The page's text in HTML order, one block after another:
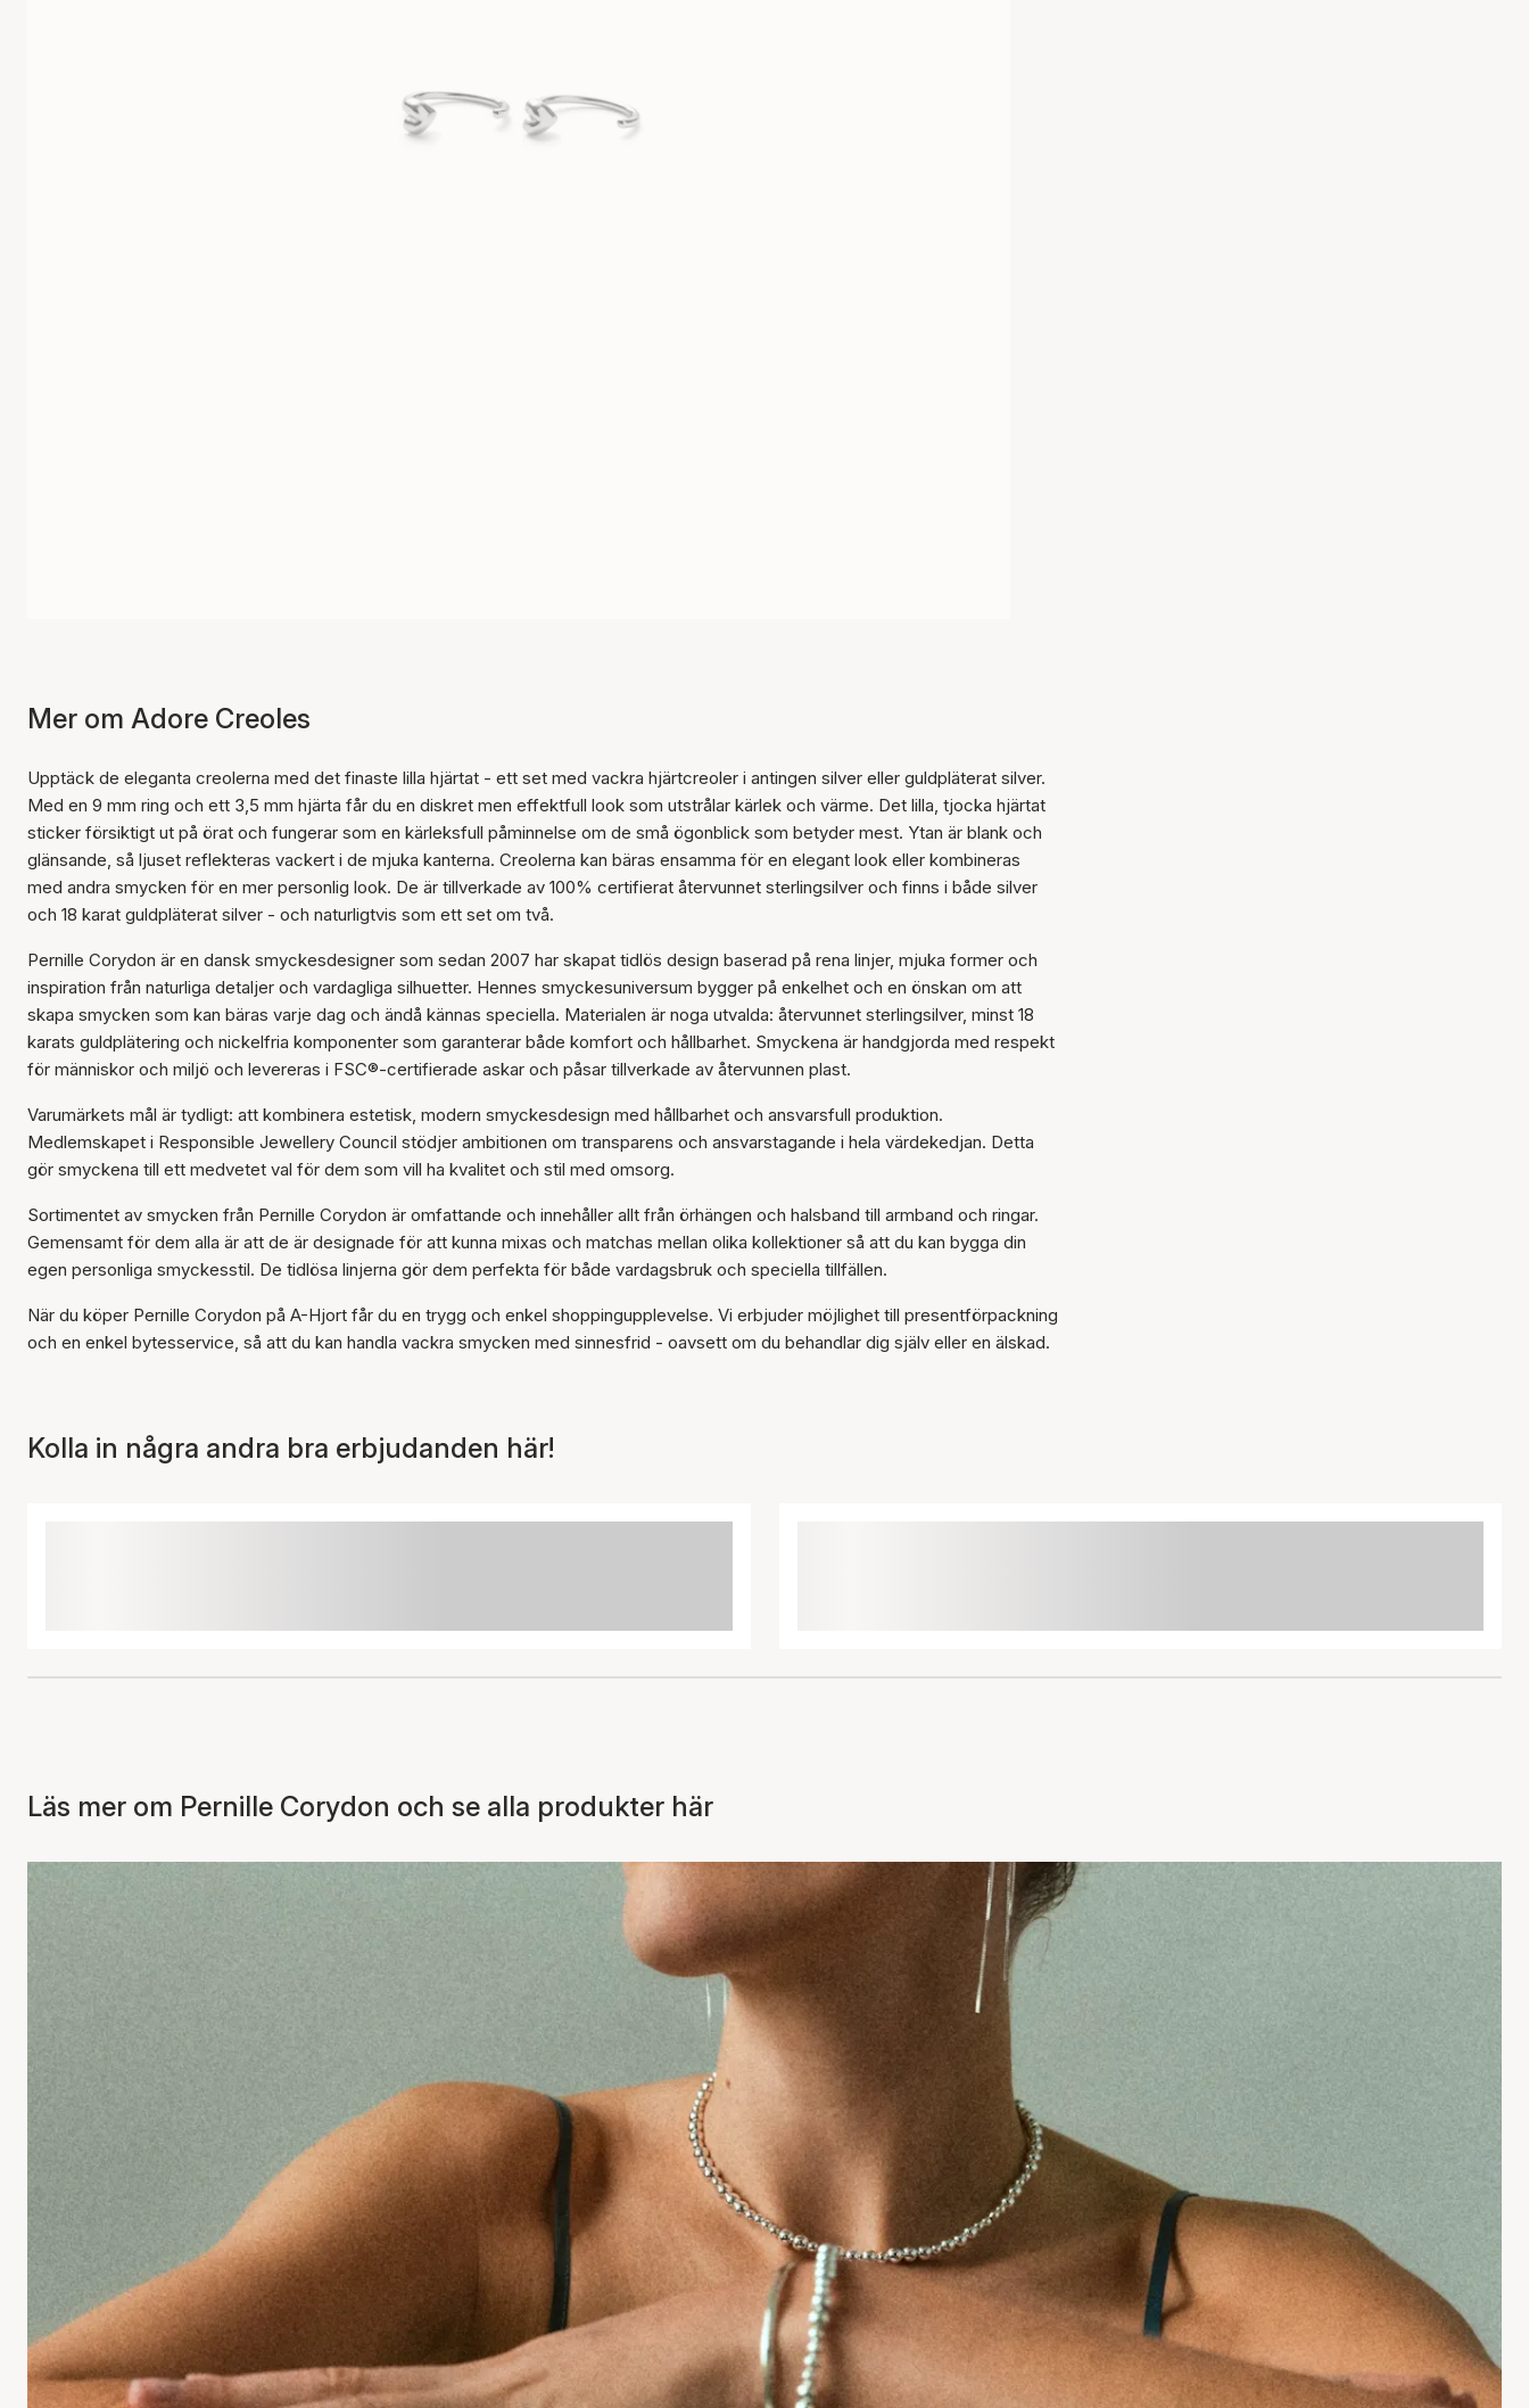
Mer om Adore Creoles
Upptäck de eleganta creolerna med det finaste lilla hjärtat - ett set med vackra hjärtcreoler i antingen silver eller guldpläterat silver.
Med en 9 mm ring och ett 3,5 mm hjärta får du en diskret men effektfull look som utstrålar kärlek och värme. Det lilla, tjocka hjärtat
sticker försiktigt ut på örat och fungerar som en kärleksfull påminnelse om de små ögonblick som betyder mest. Ytan är blank och
glänsande, så ljuset reflekteras vackert i de mjuka kanterna. Creolerna kan bäras ensamma för en elegant look eller kombineras
med andra smycken för en mer personlig look. De är tillverkade av 100% certifierat återvunnet sterlingsilver och finns i både silver
och 18 karat guldpläterat silver - och naturligtvis som ett set om två.
Pernille Corydon är en dansk smyckesdesigner som sedan 2007 har skapat tidlös design baserad på rena linjer, mjuka former och
inspiration från naturliga detaljer och vardagliga silhuetter. Hennes smyckesuniversum bygger på enkelhet och en önskan om att
skapa smycken som kan bäras varje dag och ändå kännas speciella. Materialen är noga utvalda: återvunnet sterlingsilver, minst 18
karats guldplätering och nickelfria komponenter som garanterar både komfort och hållbarhet. Smyckena är handgjorda med respekt
för människor och miljö och levereras i FSC®-certifierade askar och påsar tillverkade av återvunnen plast.
Varumärkets mål är tydligt: att kombinera estetisk, modern smyckesdesign med hållbarhet och ansvarsfull produktion.
Medlemskapet i Responsible Jewellery Council stödjer ambitionen om transparens och ansvarstagande i hela värdekedjan. Detta
gör smyckena till ett medvetet val för dem som vill ha kvalitet och stil med omsorg.
Sortimentet av smycken från Pernille Corydon är omfattande och innehåller allt från örhängen och halsband till armband och ringar.
Gemensamt för dem alla är att de är designade för att kunna mixas och matchas mellan olika kollektioner så att du kan bygga din
egen personliga smyckesstil. De tidlösa linjerna gör dem perfekta för både vardagsbruk och speciella tillfällen.
När du köper Pernille Corydon på A-Hjort får du en trygg och enkel shoppingupplevelse. Vi erbjuder möjlighet till presentförpackning
och en enkel bytesservice, så att du kan handla vackra smycken med sinnesfrid - oavsett om du behandlar dig själv eller en älskad.
Kolla in några andra bra erbjudanden här!
Läs mer om Pernille Corydon och se alla produkter här